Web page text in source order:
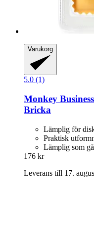
Varukorg
5.0 (1)
Monkey Business
Bricka
Lämplig för
Praktisk
Lämplig som
176 kr
Leverans till 17.